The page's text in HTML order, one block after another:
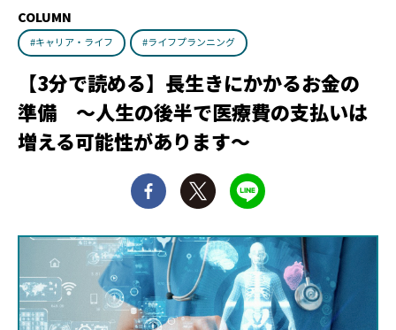
COLUMN
#キャリア・ライフ #ライフプランニング
【3分で読める】長生きにかかるお金の
準備 ～人生の後半で医療費の支払いは
増える可能性があります～